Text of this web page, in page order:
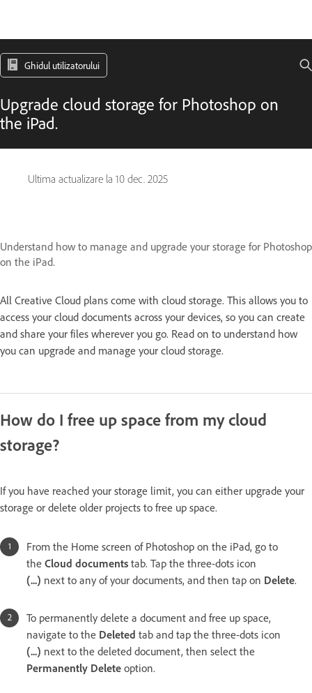
Ghidul utilizatorului
Upgrade cloud storage for Photoshop on
the iPad.
Ultima actualizare la 10 dec. 2025
Understand how to manage and upgrade your storage for Photoshop
on the iPad.
All Creative Cloud plans come with cloud storage. This allows you to
access your cloud documents across your devices, so you can create
and share your files wherever you go. Read on to understand how
you can upgrade and manage your cloud storage.
How do I free up space from my cloud
storage?
If you have reached your storage limit, you can either upgrade your
storage or delete older projects to free up space.
From the Home screen of Photoshop on the iPad, go to
the Cloud documents tab. Tap the three-dots icon
(...) next to any of your documents, and then tap on Delete.
To permanently delete a document and free up space,
navigate to the Deleted tab and tap the three-dots icon
(...) next to the deleted document, then select the
Permanently Delete option.